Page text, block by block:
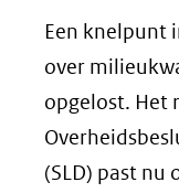
Een knelpunt
over
opgelost. Het
(SLD) past nu